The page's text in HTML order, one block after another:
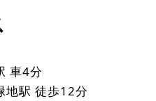
車4分
地駅 徒歩12分